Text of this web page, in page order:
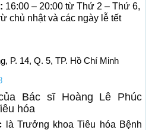
16:00 – 20:00 từ Thứ 2 – Thứ 6,
chủ nhật và các ngày lễ tết
P. 14, Q. 5, TP. Hồ Chí Minh
Bác sĩ Hoàng Lê Phúc
hóa
là Trưởng khoa Tiêu hóa Bệnh